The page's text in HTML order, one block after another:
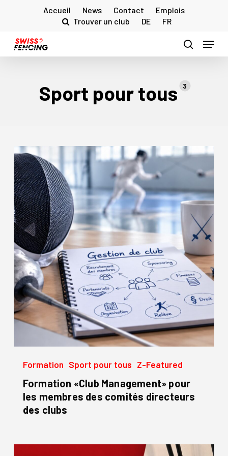
content
Accueil News Contact
Emplois
Trouver un club
DE FR
search
Menu
Sport pour tous 3
Formation
«Club
Management»
pour
les
membres
des
comités
directeurs
des
clubs
Formation Sport pour tous Z-Featured
Formation «Club Management» pour
les membres des comités directeurs
des clubs